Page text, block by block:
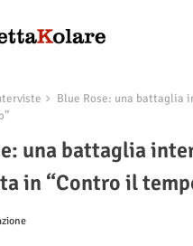
Blue Rose: una battaglia
una battaglia
in “Contro il